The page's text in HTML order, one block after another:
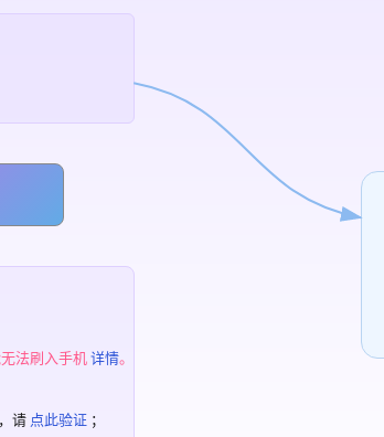
法刷入手机详情。
请 点此验证 ；